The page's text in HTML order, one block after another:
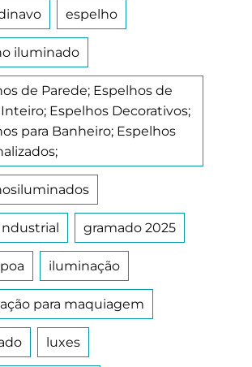
espelho
iluminado
de Parede; Espelhos de
Espelhos Decorativos;
para Banheiro; Espelhos
gramado 2025
iluminação
para maquiagem
luxes